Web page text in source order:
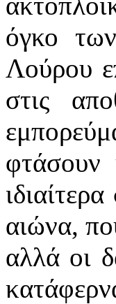
όγκο
Λούρου
στις
φτάσουν
αιώνα,
αλλά οι